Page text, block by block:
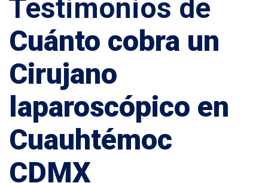
Testimonios de
Cuánto cobra un
Cirujano
laparoscópico en
Cuauhtémoc
CDMX